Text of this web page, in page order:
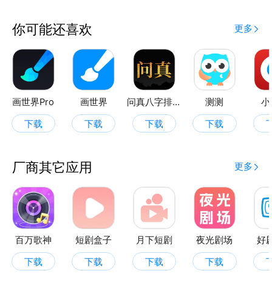
来定”。在「拼剧情」玩法中，根据提示拼接关键信
息，还原完整故事脉络，考验你的理解力与记忆力，仿
佛化身剧情侦探，抽丝剥茧揭开故事的真相。「拼台
词」则带你走进台词世界，将那些或经典或感人的片段
补充完整，重新感受角色情绪与剧情张力。「乐淘好
剧」让你从旁观者变成剧情的参与者，体验不一样的追
剧方式，在互动中遇见更多好故事。
你可能还喜欢 更多
画世界Pro
下载
画世界
下载
问真八字排盘
下载
测测
下载
厂商其它应用 更多
百万歌神
下载
短剧盒子
下载
月下短剧
下载
夜光剧场
下载
好